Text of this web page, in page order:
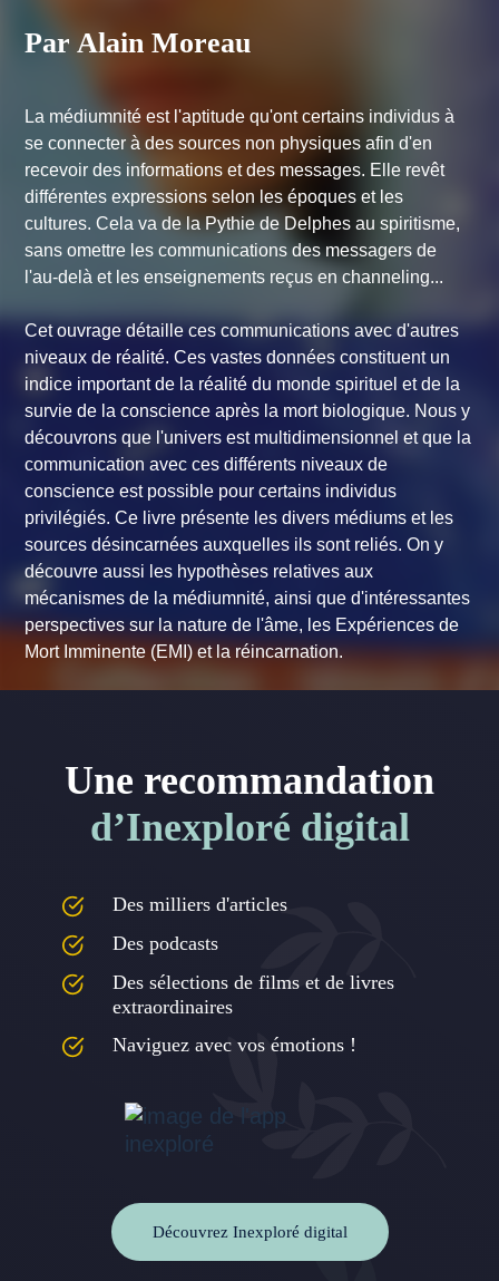
Par Alain Moreau
La médiumnité est l'aptitude qu'ont certains individus à
se connecter à des sources non physiques afin d'en
recevoir des informations et des messages. Elle revêt
différentes expressions selon les époques et les
cultures. Cela va de la Pythie de Delphes au spiritisme,
sans omettre les communications des messagers de
l'au-delà et les enseignements reçus en channeling...
Cet ouvrage détaille ces communications avec d'autres
niveaux de réalité. Ces vastes données constituent un
indice important de la réalité du monde spirituel et de la
survie de la conscience après la mort biologique. Nous y
découvrons que l'univers est multidimensionnel et que la
communication avec ces différents niveaux de
conscience est possible pour certains individus
privilégiés. Ce livre présente les divers médiums et les
sources désincarnées auxquelles ils sont reliés. On y
découvre aussi les hypothèses relatives aux
mécanismes de la médiumnité, ainsi que d'intéressantes
perspectives sur la nature de l'âme, les Expériences de
Mort Imminente (EMI) et la réincarnation.
Une recommandation
d’Inexploré digital
Des milliers d'articles
Des podcasts
Des sélections de films et de livres
extraordinaires
Naviguez avec vos émotions !
Découvrez Inexploré digital